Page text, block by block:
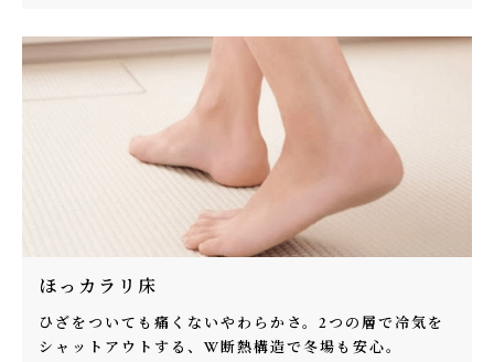
ほっカラリ床
ひざをついても痛くないやわらかさ。2つの層で冷気を
シャットアウトする、W断熱構造で冬場も安心。